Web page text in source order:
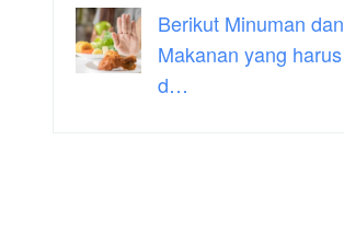
Berikut Minuman dan
Makanan yang harus
d…